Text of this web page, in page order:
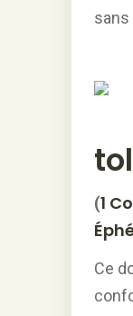
sans
(1
Ce